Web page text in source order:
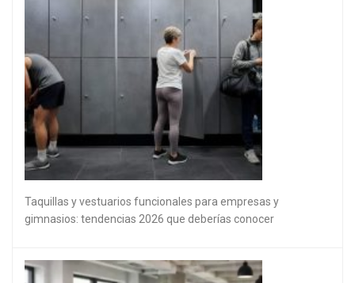
Taquillas y vestuarios funcionales para empresas y
gimnasios: tendencias 2026 que deberías conocer